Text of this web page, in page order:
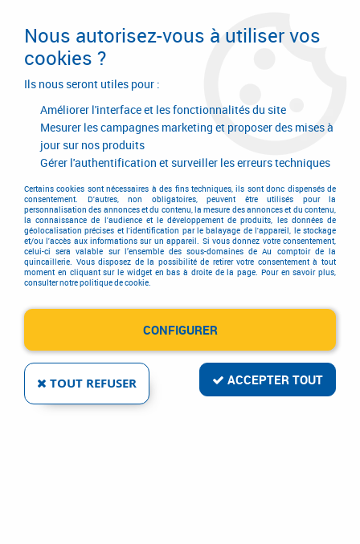
95€ d'achat sur le site* Paiement en 4x
avec Paypal
Accueil>Quincaillerie générale de bâtiment
Accessoires pour volets, portails et portes de garage >
Automatisme de portes de
garages
Spinbuskit
Nous autorisez-vous à utiliser vos
cookies ?
Ils nous seront utiles pour :
Améliorer l'interface et les fonctionnalités du site
Mesurer les campagnes marketing et proposer des mises à
jour sur nos produits
Gérer l'authentification et surveiller les erreurs techniques
Certains cookies sont nécessaires à des fins techniques, ils sont donc dispensés de
consentement. D'autres, non obligatoires, peuvent être utilisés pour la
personnalisation des annonces et du contenu, la mesure des annonces et du contenu,
la connaissance de l'audience et le développement de produits, les données de
géolocalisation précises et l'identification par le balayage de l'appareil, le stockage
et/ou l'accès aux informations sur un appareil. Si vous donnez votre consentement,
celui-ci sera valable sur l’ensemble des sous-domaines de Au comptoir de la
quincaillerie. Vous disposez de la possibilité de retirer votre consentement à tout
moment en cliquant sur le widget en bas à droite de la page. Pour en savoir plus,
consulter notre politique de cookie.
CONFIGURER
TOUT REFUSER ACCEPTER TOUT